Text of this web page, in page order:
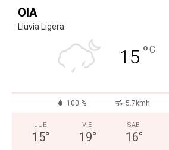
OIA
Lluvia Ligera
15 °C
100 % 5.7kmh
JUE
15°
VIE
19°
SAB
16°